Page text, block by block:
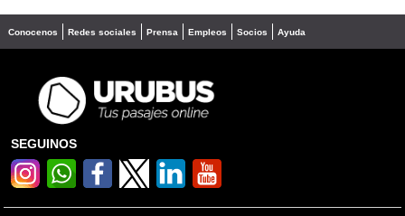
Conocenos Redes sociales Prensa Empleos Socios Ayuda
SEGUINOS